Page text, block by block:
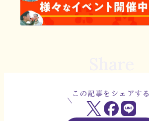
この記事をシェアする